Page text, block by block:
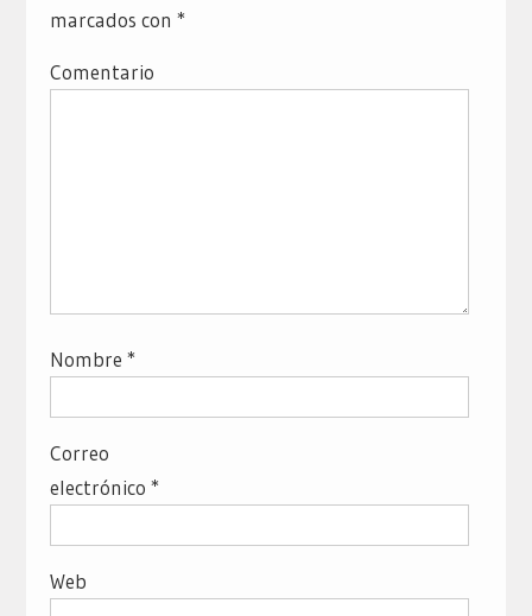
marcados con *
Comentario
Nombre *
Correo
electrónico *
Web